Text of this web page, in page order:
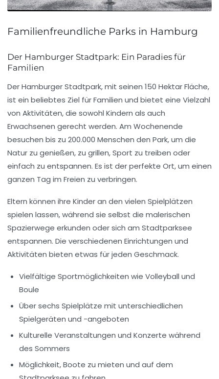
Familienfreundliche Parks in Hamburg
Der Hamburger Stadtpark: Ein Paradies für
Familien
DerHamburger Stadtpark, mit seinen 150 Hektar Fläche,
ist ein beliebtes Ziel fürFamilien und bietet eine Vielzahl
von Aktivitäten, die sowohl Kindern als auch
Erwachsenen gerecht werden. Am Wochenende
besuchen bis zu 200.000 Menschen den Park, um die
Natur zu genießen, zu grillen,Sport zu treiben oder
einfach zu entspannen. Es ist der perfekte Ort, um einen
ganzen Tag im Freien zu verbringen.
Eltern können ihre Kinder an den vielen Spielplätzen
spielen lassen, während sie selbst die malerischen
Spazierwege erkunden oder sich am Stadtparksee
entspannen. Die verschiedenen Einrichtungen und
Aktivitäten bieten etwas für jeden Geschmack.
Vielfältige Sportmöglichkeiten wie Volleyball und
Boule
Übersechs Spielplätze mit unterschiedlichen
Spielgeräten und -angeboten
Kulturelle Veranstaltungen und Konzerte während
des Sommers
Möglichkeit,Boote zu mieten und auf dem